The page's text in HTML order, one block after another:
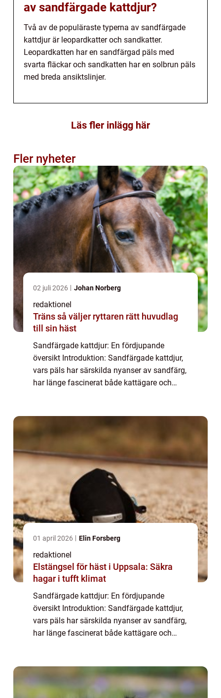
av sandfärgade kattdjur?
Två av de populäraste typerna av sandfärgade
kattdjur är leopardkatter och sandkatter.
Leopardkatten har en sandfärgad päls med
svarta fläckar och sandkatten har en solbrun päls
med breda ansiktslinjer.
Läs fler inlägg här
Fler nyheter
02 juli 2026 Johan Norberg
redaktionel
Träns så väljer ryttaren rätt huvudlag
till sin häst
Sandfärgade kattdjur: En fördjupande
översikt Introduktion: Sandfärgade kattdjur,
vars päls har särskilda nyanser av sandfärg,
har länge fascinerat både kattägare och
01 april 2026 Elin Forsberg
redaktionel
Elstängsel för häst i Uppsala: Säkra
hagar i tufft klimat
Sandfärgade kattdjur: En fördjupande
översikt Introduktion: Sandfärgade kattdjur,
vars päls har särskilda nyanser av sandfärg,
har länge fascinerat både kattägare och